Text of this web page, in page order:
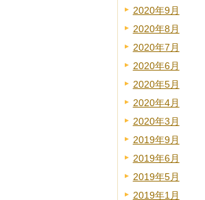
2020年9月
2020年8月
2020年7月
2020年6月
2020年5月
2020年4月
2020年3月
2019年9月
2019年6月
2019年5月
2019年1月